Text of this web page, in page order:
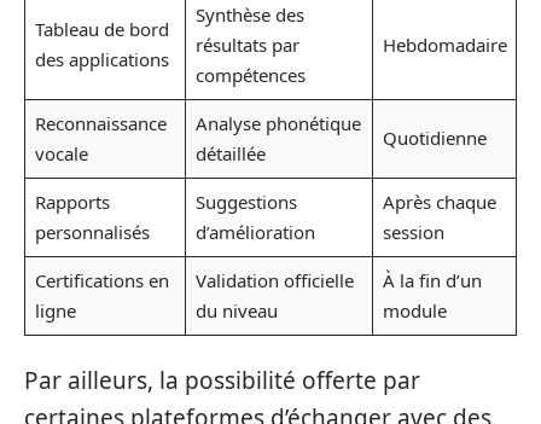
Tableau de bord
des applications
Synthèse des
résultats par
compétences
Hebdomadaire
Reconnaissance
vocale
Analyse phonétique
détaillée
Quotidienne
Rapports
personnalisés
Suggestions
d’amélioration
Après chaque
session
Certifications en
ligne
Validation officielle
du niveau
À la fin d’un
module
Par ailleurs, la possibilité offerte par